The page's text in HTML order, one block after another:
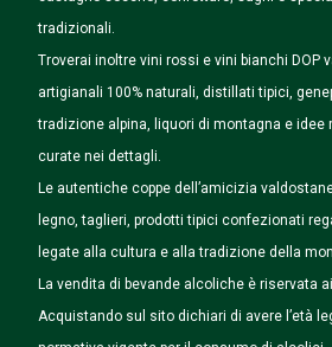
tradizionali.
Troverai inoltre vini rossi e vini bianchi DOP
artigianali 100% naturali, distillati tipici,
tradizione alpina, liquori di montagna e
curate nei dettagli.
Le autentiche coppe dell’amicizia
legno, taglieri, prodotti tipici confezionati
legate alla cultura e alla tradizione della
La vendita di bevande alcoliche è riservata
Acquistando sul sito dichiari di avere l’età